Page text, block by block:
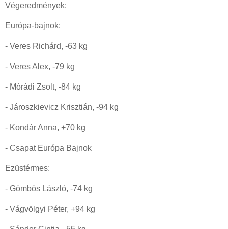
Végeredmények:
Európa-bajnok:
- Veres Richárd, -63 kg
- Veres Alex, -79 kg
- Mórádi Zsolt, -84 kg
- Jároszkievicz Krisztián, -94 kg
- Kondár Anna, +70 kg
- Csapat Európa Bajnok
Ezüstérmes:
- Gömbös László, -74 kg
- Vágvölgyi Péter, +94 kg